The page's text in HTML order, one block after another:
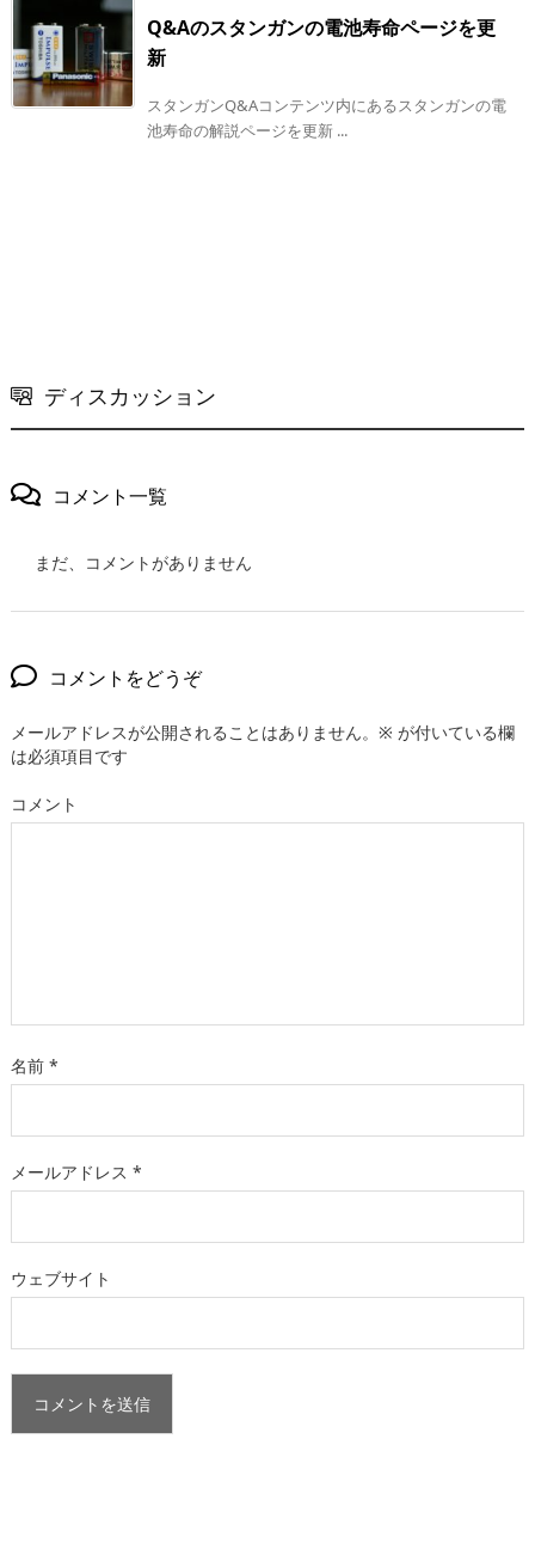
Q&Aのスタンガンの電池寿命ページを更
新
スタンガンQ&Aコンテンツ内にあるスタンガンの電
池寿命の解説ページを更新 ...
ディスカッション
コメント一覧
まだ、コメントがありません
コメントをどうぞ
メールアドレスが公開されることはありません。 ※ が付いている欄
は必須項目です
コメント
名前 *
メールアドレス *
ウェブサイト